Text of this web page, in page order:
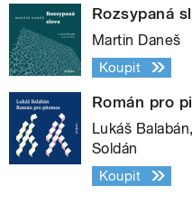
Rozsypaná
Martin Daneš
Koupit
Román pro
Lukáš
Soldán
Koupit